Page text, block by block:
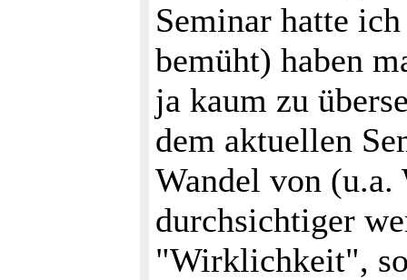
Seminar hatte
bemüht) haben
ja kaum zu
dem aktuellen
Wandel von (u.a.
durchsichtiger
"Wirklichkeit",